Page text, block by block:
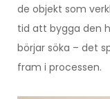
de objekt som
tid att bygga den
börjar söka – det
fram i processen.